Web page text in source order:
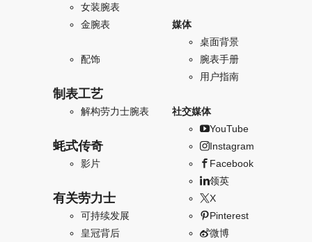
女装腕表
金腕表
配饰
制表工艺
解构劳力士腕表
蚝式传奇
影片
有关劳力士
可持续发展
皇冠背后
媒体
桌面背景
腕表手册
用户指南
社交媒体
YouTube
Instagram
Facebook
领英
X
Pinterest
微博